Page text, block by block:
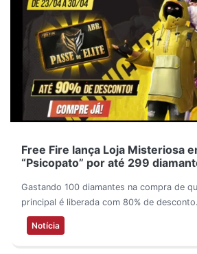
Free Fire lança Loja Misteriosa
“Psicopato” por até 299
Gastando 100 diamantes na compra de
principal é liberada com 80% de
Notícia